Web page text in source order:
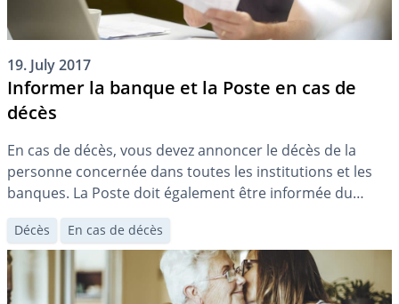
19. July 2017
Informer la banque et la Poste en cas de
décès
En cas de décès, vous devez annoncer le décès de la
personne concernée dans toutes les institutions et les
banques. La Poste doit également être informée du
décès. Nous vous recommandons de conserver un
compte bancaire pour gérer la succession.
Décès En cas de décès